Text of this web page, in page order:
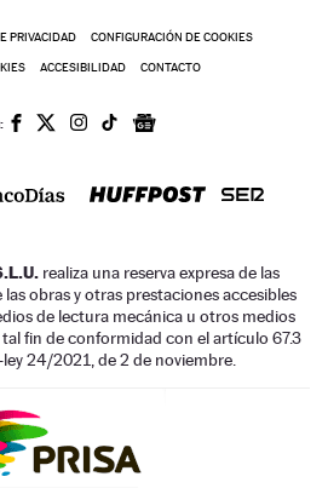
PRIVACIDAD CONFIGURACIÓN DE COOKIES
ACCESIBILIDAD CONTACTO
realiza una reserva expresa de las
obras y otras prestaciones accesibles
de lectura mecánica u otros medios
fin de conformidad con el artículo 67.3
24/2021, de 2 de noviembre.